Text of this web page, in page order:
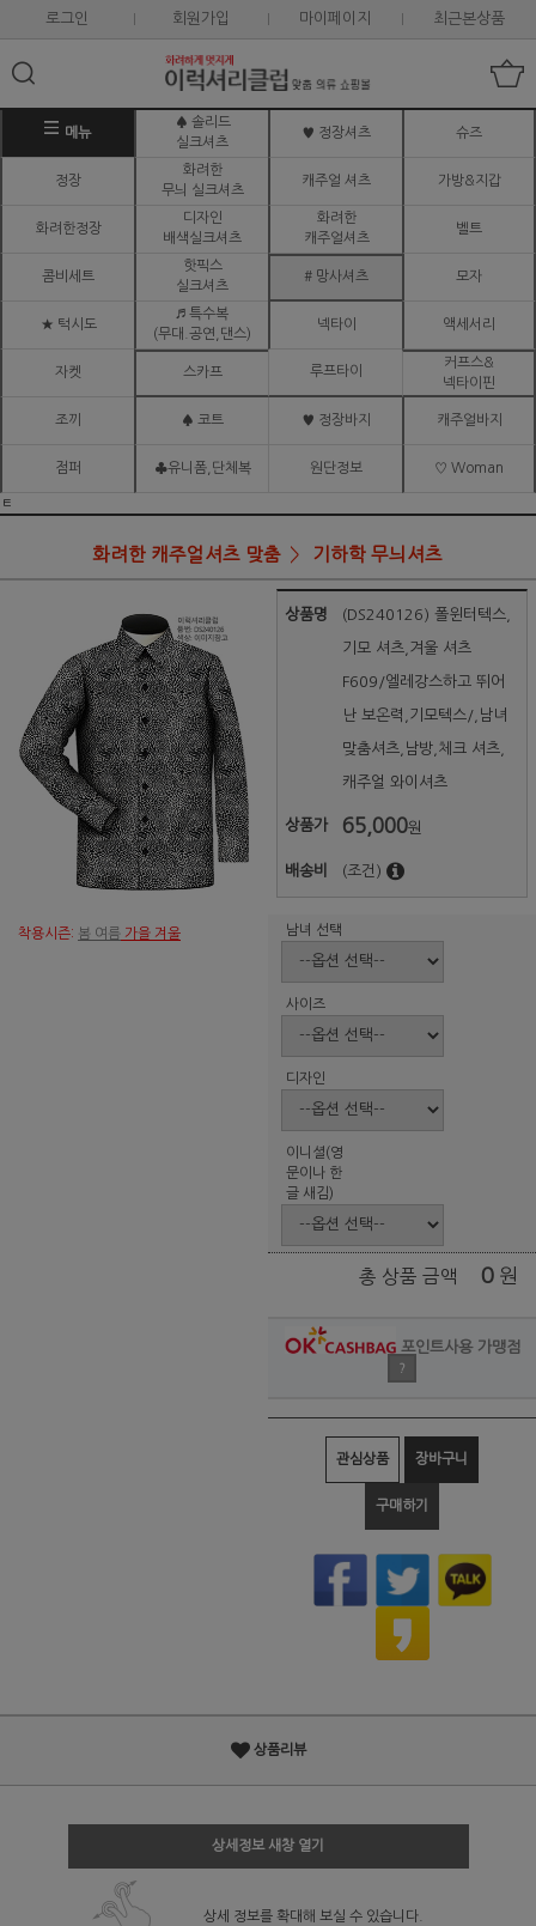
로그인 회원가입 마이페이지 최근본상품
메뉴
♠ 솔리드
실크셔츠
♥ 정장셔츠 슈즈
정장
화려한
무늬 실크셔츠
캐주얼 셔츠 가방&지갑
화려한정장
디자인
배색실크셔츠
화려한
캐주얼셔츠
벨트
콤비세트
핫픽스
실크셔츠
# 망사셔츠 모자
★ 턱시도
♬ 특수복
(무대.공연,댄스)
넥타이 액세서리
자켓 스카프 루프타이
커프스&
넥타이핀
조끼 ♠ 코트 ♥ 정장바지 캐주얼바지
점퍼 ♣유니폼,단체복 원단정보 ♡ Woman
ㅌ
화려한 캐주얼셔츠 맞춤 기하학 무늬셔츠
착용시즌: 봄 여름 가을 겨울
상품명 (DS240126) 폴윈터텍스,
기모 셔츠,겨울 셔츠
F609/엘레강스하고 뛰어
난 보온력,기모텍스/,남녀
맞춤셔츠,남방,체크 셔츠,
캐주얼 와이셔츠
상품가 65,000원
배송비 (조건)
남녀 선택
사이즈
디자인
이니셜(영
문이나 한
글 새김)
총 상품 금액 0 원
포인트사용 가맹점
?
관심상품 장바구니
구매하기
상품리뷰
상세정보 새창 열기
상세 정보를 확대해 보실 수 있습니다.